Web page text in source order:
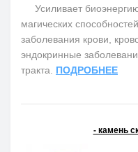
Усиливает
магических
заболевания крови,
эндокринные
тракта. ПОДРОБНЕЕ
- камень